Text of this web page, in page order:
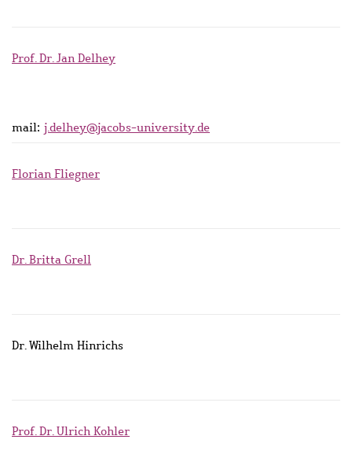
Prof. Dr. Jan Delhey
mail: j.delhey@jacobs-university.de
Florian Fliegner
Dr. Britta Grell
Dr. Wilhelm Hinrichs
Prof. Dr. Ulrich Kohler